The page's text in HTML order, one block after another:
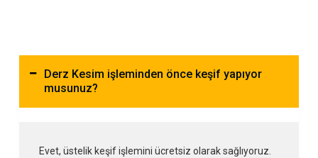
Derz Kesim işleminden önce keşif yapıyor
musunuz?
Evet, üstelik keşif işlemini ücretsiz olarak sağlıyoruz.